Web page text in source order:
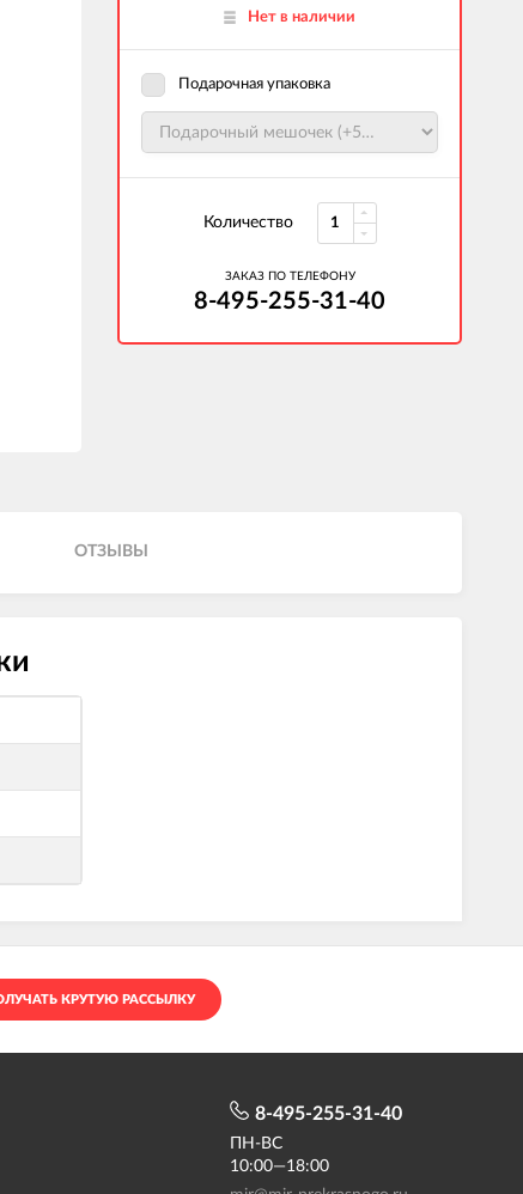
Нет в наличии
Подарочная упаковка
Количество
ЗАКАЗ ПО ТЕЛЕФОНУ
8-495-255-31-40
ОТЗЫВЫ
КРУТУЮ РАССЫЛКУ
8-495-255-31-40
ПН-ВС
10:00—18:00